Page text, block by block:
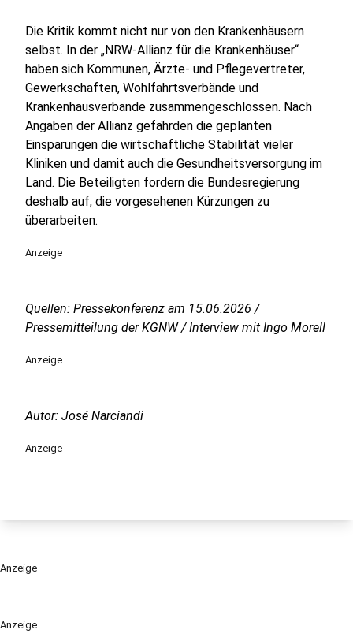
Anzeige
Die Kritik kommt nicht nur von den Krankenhäusern
selbst. In der „NRW-Allianz für die Krankenhäuser“
haben sich Kommunen, Ärzte- und Pflegevertreter,
Gewerkschaften, Wohlfahrtsverbände und
Krankenhausverbände zusammengeschlossen. Nach
Angaben der Allianz gefährden die geplanten
Einsparungen die wirtschaftliche Stabilität vieler
Kliniken und damit auch die Gesundheitsversorgung im
Land. Die Beteiligten fordern die Bundesregierung
deshalb auf, die vorgesehenen Kürzungen zu
überarbeiten.
Anzeige
Quellen: Pressekonferenz am 15.06.2026 /
Pressemitteilung der KGNW / Interview mit Ingo Morell
Anzeige
Autor: José Narciandi
Anzeige
Anzeige